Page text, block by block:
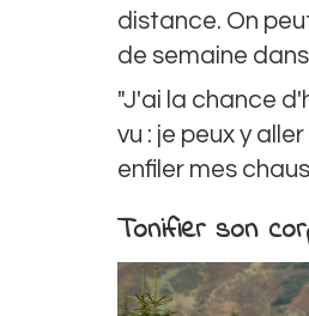
distance. On
de semaine
"J'ai la chance
vu : je peux y
enfiler mes
Tonifier son